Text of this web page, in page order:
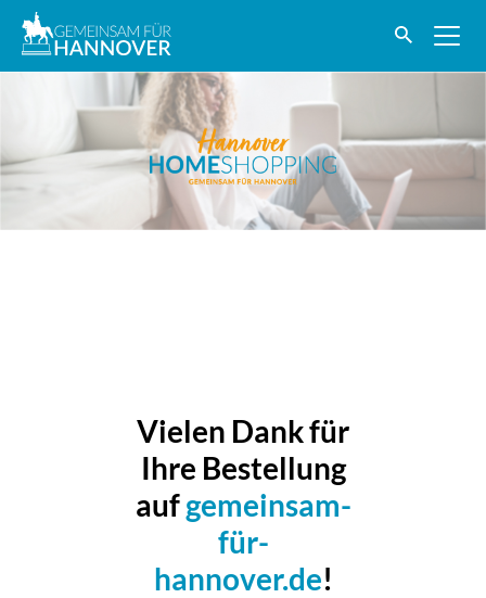
Vielen Dank für
Ihre Bestellung
aufgemeinsam-
für-
hannover.de!